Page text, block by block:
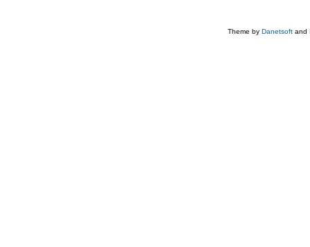
Theme by Danetsoft and